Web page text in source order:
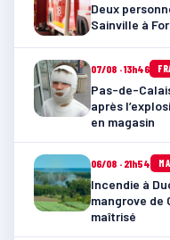
Deux
Sainville à
07/08 · 13h46
Pas-de-
après
en magasin
06/08 · 21h54
Incendie à
mangrove de
maîtrisé